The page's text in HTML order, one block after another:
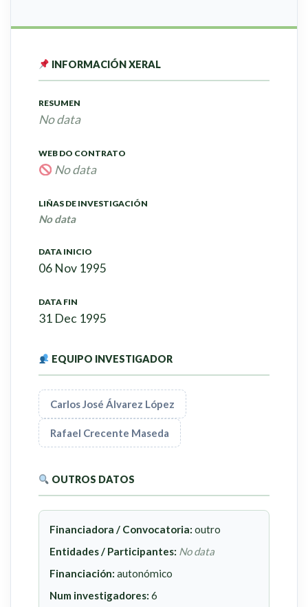
INFORMACIÓN XERAL
RESUMEN
No data
WEB DO CONTRATO
No data
LIÑAS DE INVESTIGACIÓN
No data
DATA INICIO
06 Nov 1995
DATA FIN
31 Dec 1995
EQUIPO INVESTIGADOR
Carlos José Álvarez López
Rafael Crecente Maseda
OUTROS DATOS
Financiadora / Convocatoria: outro
Entidades / Participantes: No data
Financiación: autonómico
Num investigadores: 6